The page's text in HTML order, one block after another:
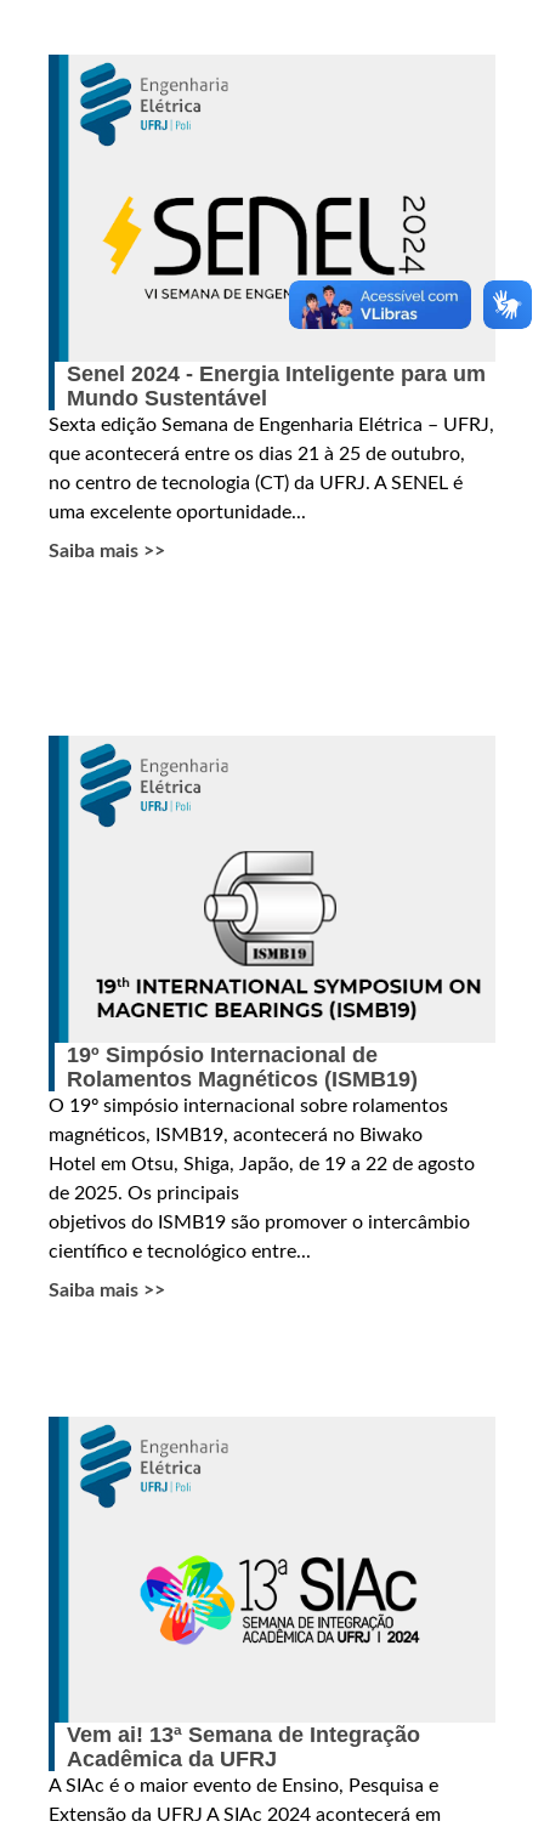
Senel 2024 - Energia Inteligente para um
Mundo Sustentável
Sexta edição Semana de Engenharia Elétrica – UFRJ,
que acontecerá entre os dias 21 à 25 de outubro,
no centro de tecnologia (CT) da UFRJ. A SENEL é
uma excelente oportunidade...
Saiba mais >>
19º Simpósio Internacional de
Rolamentos Magnéticos (ISMB19)
O 19º simpósio internacional sobre rolamentos
magnéticos, ISMB19, acontecerá no Biwako
Hotel em Otsu, Shiga, Japão, de 19 a 22 de agosto
de 2025. Os principais
objetivos do ISMB19 são promover o intercâmbio
científico e tecnológico entre...
Saiba mais >>
Vem ai! 13ª Semana de Integração
Acadêmica da UFRJ
A SIAc é o maior evento de Ensino, Pesquisa e
Extensão da UFRJ A SIAc 2024 acontecerá em